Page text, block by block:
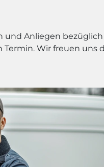
Anliegen
Wir freuen uns